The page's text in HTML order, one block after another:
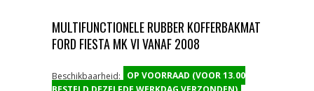
MULTIFUNCTIONELE RUBBER KOFFERBAKMAT
FORD FIESTA MK VI VANAF 2008
Beschikbaarheid:
OP VOORRAAD (VOOR 13.00